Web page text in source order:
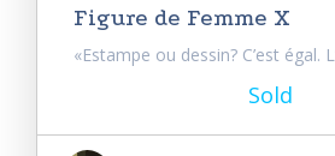
Figure de Femme X
«Estampe ou dessin? C’est égal.
Sold